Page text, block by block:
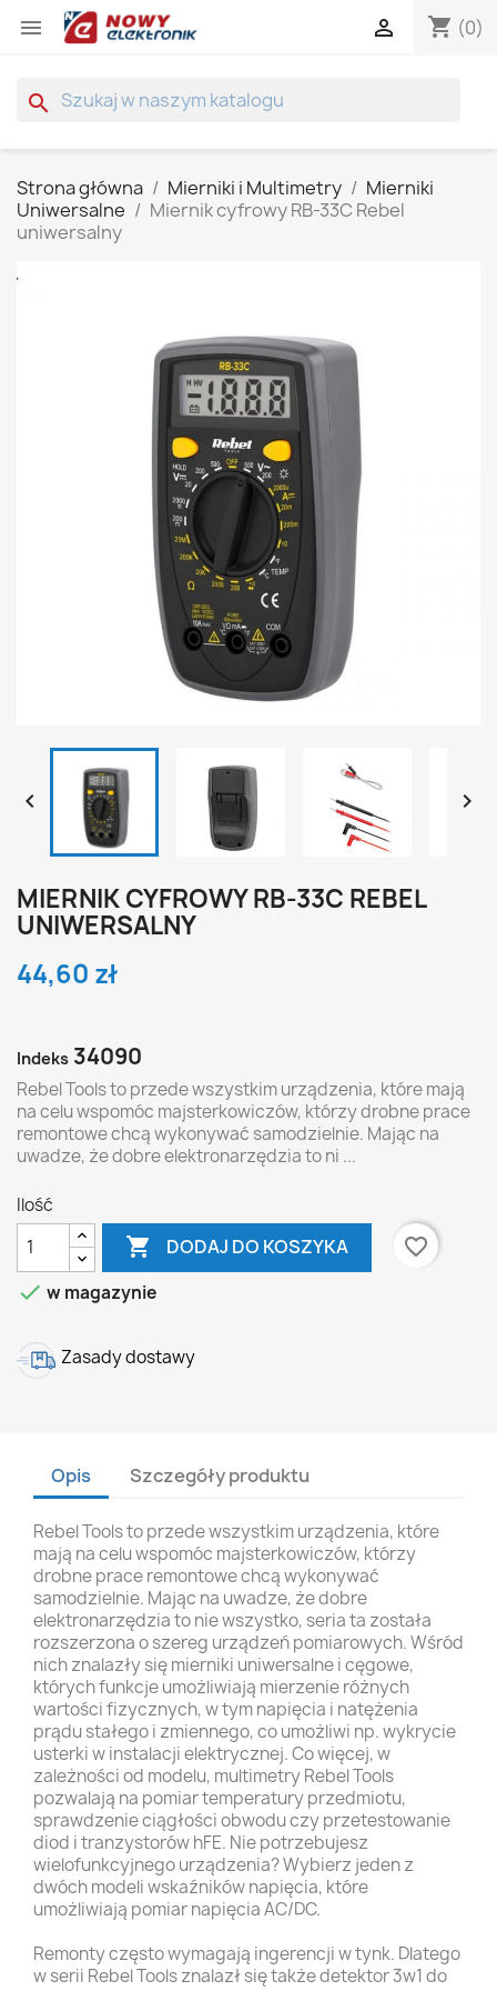
 shopping_cart (0)

search
Strona główna Mierniki i Multimetry
Mierniki
Uniwersalne
Miernik cyfrowy RB-33C Rebel
uniwersalny
 
MIERNIK CYFROWY RB-33C REBEL
UNIWERSALNY
44,60 zł
Indeks 34090
Rebel Tools to przede wszystkim urządzenia, które mają
na celu wspomóc majsterkowiczów, którzy drobne prace
remontowe chcą wykonywać samodzielnie. Mając na
uwadze, że dobre elektronarzędzia to ni ...
Ilość
 DODAJ DO KOSZYKA
favorite_border
 w magazynie
Zasady dostawy
Opis Szczegóły produktu
Rebel Tools to przede wszystkim urządzenia, które
mają na celu wspomóc majsterkowiczów, którzy
drobne prace remontowe chcą wykonywać
samodzielnie. Mając na uwadze, że dobre
elektronarzędzia to nie wszystko, seria ta została
rozszerzona o szereg urządzeń pomiarowych. Wśród
nich znalazły się mierniki uniwersalne i cęgowe,
których funkcje umożliwiają mierzenie różnych
wartości fizycznych, w tym napięcia i natężenia
prądu stałego i zmiennego, co umożliwi np. wykrycie
usterki w instalacji elektrycznej. Co więcej, w
zależności od modelu, multimetry Rebel Tools
pozwalają na pomiar temperatury przedmiotu,
sprawdzenie ciągłości obwodu czy przetestowanie
diod i tranzystorów hFE. Nie potrzebujesz
wielofunkcyjnego urządzenia? Wybierz jeden z
dwóch modeli wskaźników napięcia, które
umożliwiają pomiar napięcia AC/DC.
Remonty często wymagają ingerencji w tynk. Dlatego
w serii Rebel Tools znalazł się także detektor 3w1 do